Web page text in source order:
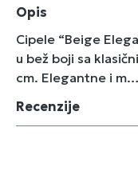
Opis
Cipele “Beige
u bež boji sa
cm. Elegantne i
Recenzije